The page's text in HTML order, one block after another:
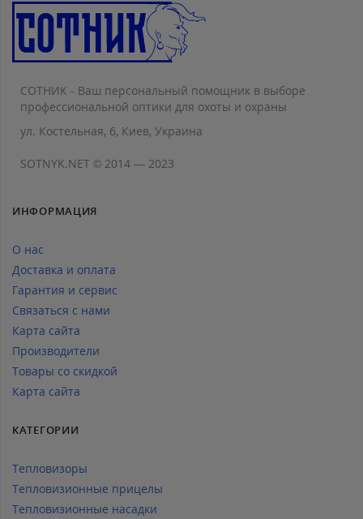
СОТНИК - Ваш персональный помощник в выборе
профессиональной оптики для охоты и охраны
ул. Костельная, 6, Киев, Украина
SOTNYK.NET © 2014 — 2023
ИНФОРМАЦИЯ
О нас
Доставка и оплата
Гарантия и сервис
Связаться с нами
Карта сайта
Производители
Товары со скидкой
Карта сайта
КАТЕГОРИИ
Тепловизоры
Тепловизионные прицелы
Тепловизионные насадки